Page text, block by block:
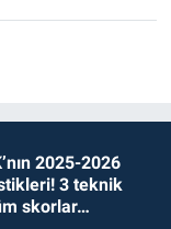
2025-2026
3 teknik
skorlar…